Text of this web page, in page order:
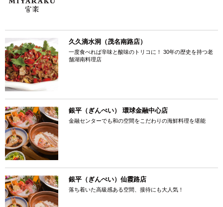
久久滴水洞（茂名南路店）
一度食べれば辛味と酸味のトリコに！ 30年の歴史を持つ老
舗湖南料理店
銀平（ぎんぺい） 環球金融中心店
金融センターでも和の空間をこだわりの海鮮料理を堪能
銀平（ぎんぺい）仙霞路店
落ち着いた高級感ある空間、接待にも大人気！